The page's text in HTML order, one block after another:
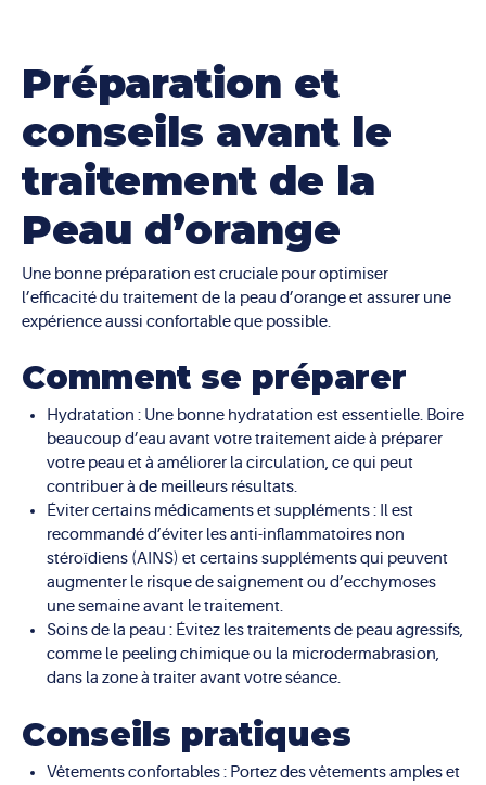
Préparation et
conseils avant le
traitement de la
Peau d’orange
Une bonne préparation est cruciale pour optimiser
l’efficacité du traitement de la peau d’orange et assurer une
expérience aussi confortable que possible.
Comment se préparer
Hydratation : Une bonne hydratation est essentielle. Boire
beaucoup d’eau avant votre traitement aide à préparer
votre peau et à améliorer la circulation, ce qui peut
contribuer à de meilleurs résultats.
Éviter certains médicaments et suppléments : Il est
recommandé d’éviter les anti-inflammatoires non
stéroïdiens (AINS) et certains suppléments qui peuvent
augmenter le risque de saignement ou d’ecchymoses
une semaine avant le traitement.
Soins de la peau : Évitez les traitements de peau agressifs,
comme le peeling chimique ou la microdermabrasion,
dans la zone à traiter avant votre séance.
Conseils pratiques
Vêtements confortables : Portez des vêtements amples et